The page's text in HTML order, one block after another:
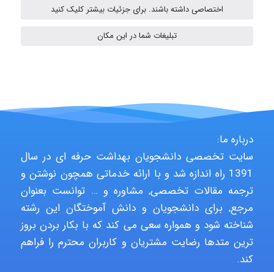
USER124
malekf
abolfazlkoshehe
اختصاصی داشته باشند. برای جزئیات بیشتر کلیک کنید
تبلیغات شما در این مکان
درباره ما:
سایت تخصصی دانشجویان بهداشت حرفه ای در سال
1391 راه اندازه شد و با ارائه خدماتی همچون نوشتن و
ترجمه مقالات تخصصی, مشاوره و … توانست بعنوان
مرجع, برای دانشجویان و دانش آموختگان این رشته
شناخته شود و همواره سعی می کند که با بکار بردن بروز
ترین متدها رضایت مشتریان و کاربران محترم را فراهم
کند.